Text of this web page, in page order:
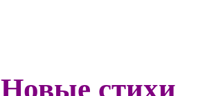
Новые стихи